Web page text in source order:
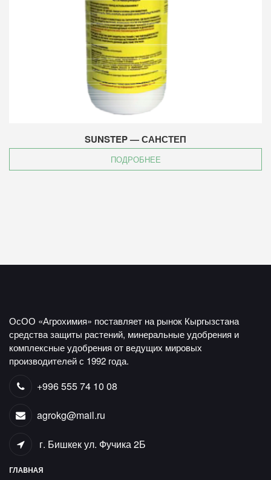
SUNSTEP — САНСТЕП
ПОДРОБНЕЕ
ОсОО «Агрохимия» поставляет на рынок Кыргызстана
средства защиты растений, минеральные удобрения и
комплексные удобрения от ведущих мировых
производителей с 1992 года.
+996 555 74 10 08
agrokg@mail.ru
г. Бишкек ул. Фучика 2Б
ГЛАВНАЯ